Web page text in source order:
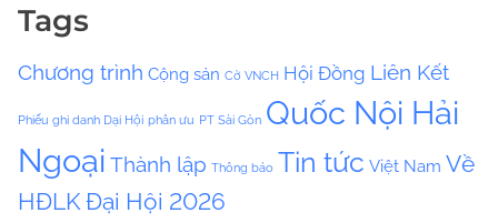
v
s
Tags
Chương trình Cộng sản Cờ VNCH Hội Đồng Liên Kết
Phiếu ghi danh Dại Hội phân ưu PT Sài Gòn Quốc Nội Hải
Ngoại Thành lập Thông báo Tin tức Việt Nam Về
HĐLK Đại Hội 2026